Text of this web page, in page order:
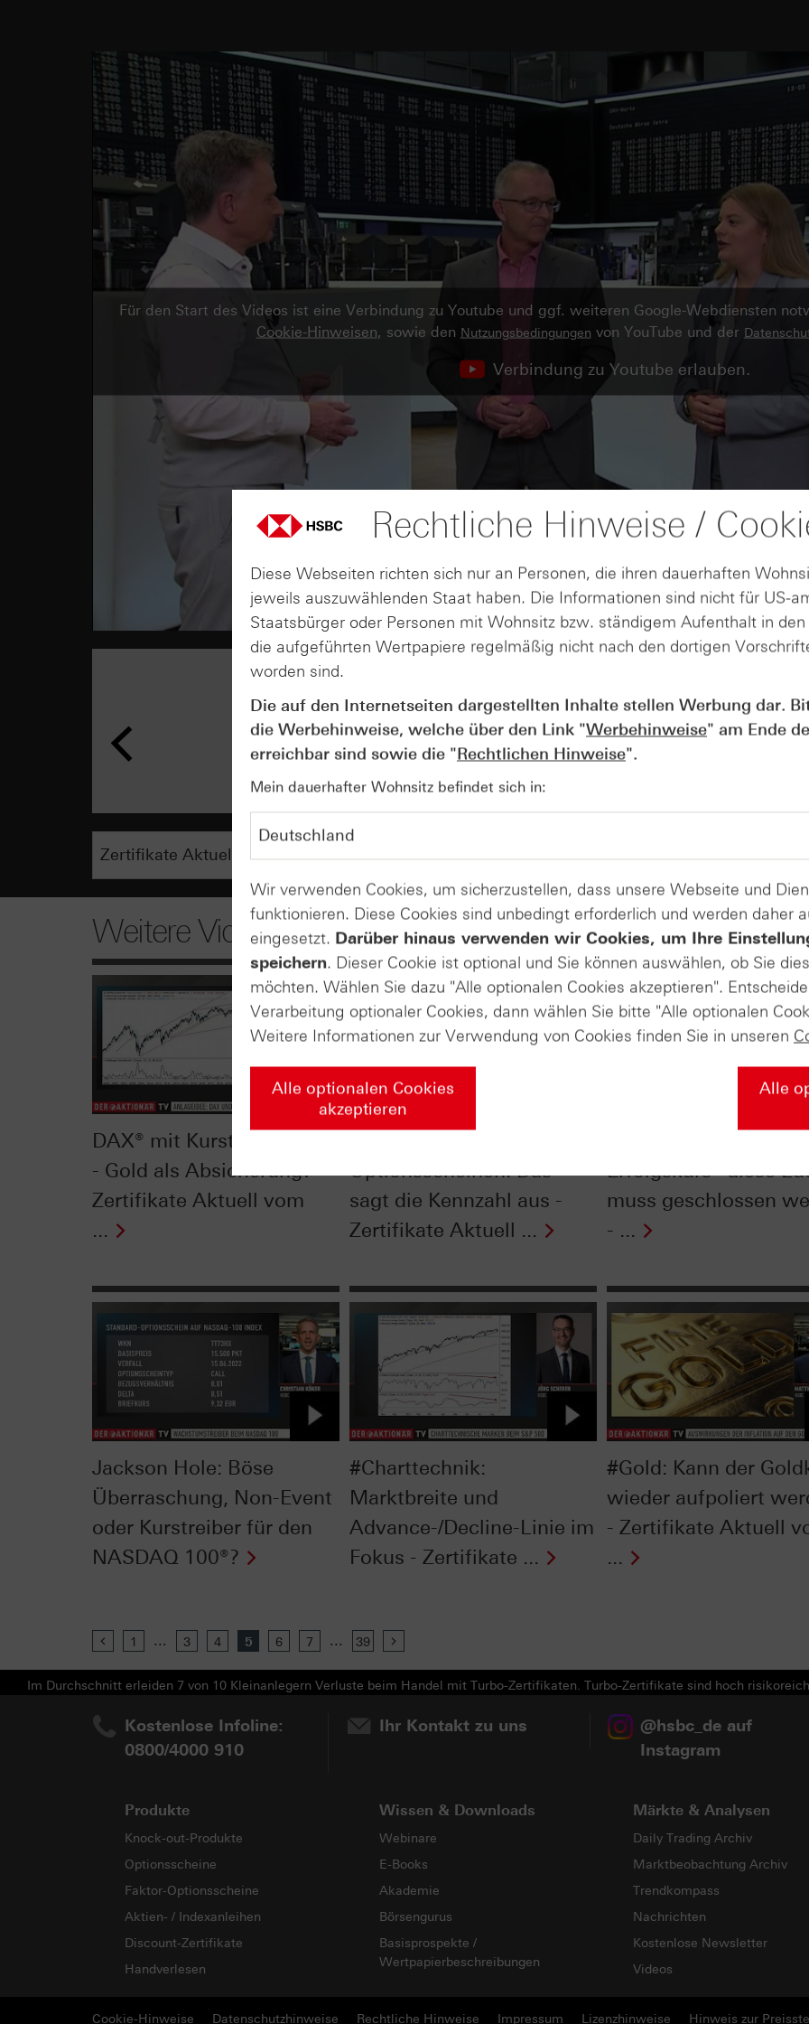
Für den Start des Videos ist eine Verbindung zu Youtube und ggf. weiteren Google-Webdiensten
Cookie-Hinweisen, sowie den Nutzungsbedingungen von YouTube und der
Verbindung zu Youtube erlauben.
AUGUST
04
Der Blick ins Kleingedruckte:
Kündigungen bei Derivaten -
vom 04.08.2026
Weitere Videos
DAX® mit Kursturbulenzen
- Gold als Absicherung? -
Zertifikate Aktuell vom
...
Optionsscheinen: Das
sagt die Kennzahl aus -
Zertifikate Aktuell ...
Erfolgskurs– diese
muss geschlossen
- ...
Jackson Hole: Böse
Überraschung, Non-Event
oder Kurstreiber für den
NASDAQ 100®?
#Charttechnik:
Marktbreite und
Advance-/Decline-Linie im
Fokus - Zertifikate ...
#Gold: Kann der
wieder aufpoliert
- Zertifikate Aktuell
...
Previous
1 ... 3 4 5 6 7 ... 39
Im Durchschnitt erleiden 7 von 10 Kleinanlegern Verluste beim Handel mit Turbo-Zertifikaten. Turbo-Zertifikate sind hoch
Kostenlose Infoline:
0800/4000 910
Ihr Kontakt zu uns
@hsbc_de auf
Instagram
Produkte
Knock-out-Produkte
Optionsscheine
Faktor-Optionsscheine
Aktien- / Indexanleihen
Discount-Zertifikate
Handverlesen
Wissen & Downloads
Webinare
E-Books
Akademie
Börsengurus
Basisprospekte /
Wertpapierbeschreibungen
Märkte & Analysen
Daily Trading Archiv
Marktbeobachtung Archiv
Trendkompass
Nachrichten
Kostenlose Newsletter
Videos
Cookie-Hinweise Datenschutzhinweise Rechtliche Hinweise Impressum Lizenzhinweise Hinweis zur
Rechtliche Hinweise /
Diese Webseiten richten sich nur an Personen, die ihren dauerhaften
jeweils auszuwählenden Staat haben. Die Informationen sind nicht für US-
Staatsbürger oder Personen mit Wohnsitz bzw. ständigem Aufenthalt in
die aufgeführten Wertpapiere regelmäßig nicht nach den dortigen
worden sind.
Die auf den Internetseiten dargestellten Inhalte stellen Werbung dar.
die Werbehinweise, welche über den Link "Werbehinweise" am Ende
erreichbar sind sowie die "Rechtlichen Hinweise".
Mein dauerhafter Wohnsitz befindet sich in:
Wir verwenden Cookies, um sicherzustellen, dass unsere Webseite und
funktionieren. Diese Cookies sind unbedingt erforderlich und werden daher
eingesetzt. Darüber hinaus verwenden wir Cookies, um Ihre
speichern. Dieser Cookie ist optional und Sie können auswählen, ob Sie
möchten. Wählen Sie dazu "Alle optionalen Cookies akzeptieren".
Verarbeitung optionaler Cookies, dann wählen Sie bitte "Alle optionalen
Weitere Informationen zur Verwendung von Cookies finden Sie in unseren
Alle optionalen Cookies
akzeptieren
Alle